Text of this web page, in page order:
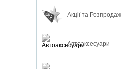
Акції та Розпродаж
Автоаксесуари